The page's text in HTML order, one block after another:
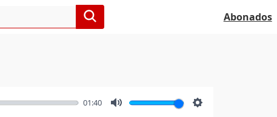
Abonados
01:40